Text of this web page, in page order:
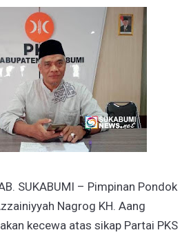
A+
SUKABUMI – Pimpinan Pondok
Nagrog KH. Aang
kecewa atas sikap Partai PKS